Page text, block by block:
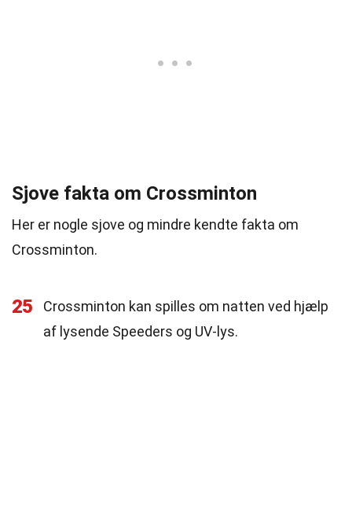
Sjove fakta om Crossminton
Her er nogle sjove og mindre kendte fakta om
Crossminton.
25
Crossminton kan spilles om natten ved hjælp
af lysende Speeders og UV-lys.